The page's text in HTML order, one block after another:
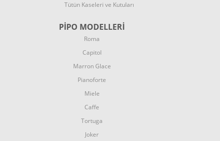
Tütün Kaseleri ve Kutuları
PİPO MODELLERİ
Roma
Capitol
Marron Glace
Pianoforte
Miele
Caffe
Tortuga
Joker